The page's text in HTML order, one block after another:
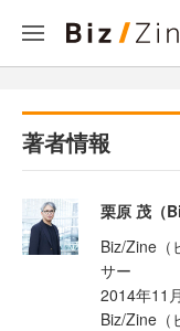
著者情報
栗原 茂（
Biz/Zine（
サー
2014年11
Biz/Zine（